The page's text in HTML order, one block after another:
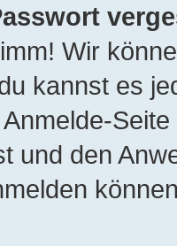
Wir
kannst es
und den